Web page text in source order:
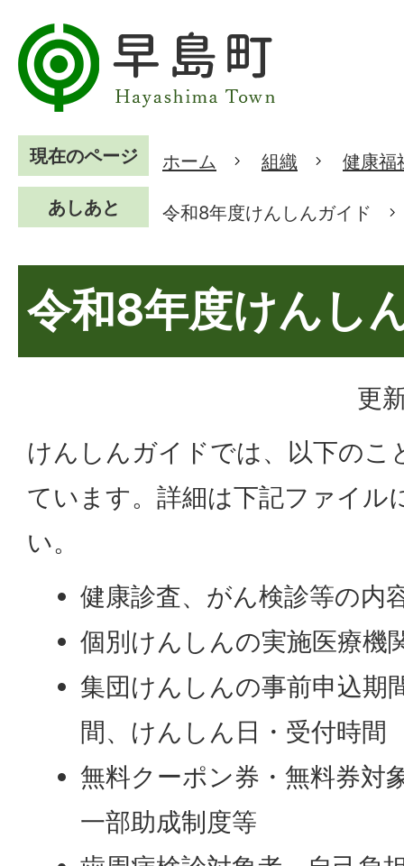
現在のページ ホーム 組織 健康福
あしあと 令和8年度けんしんガイド
令和8年度けんし
更
けんしんガイドでは、以下のこ
ています。詳細は下記ファイル
い。
健康診査、がん検診等の内
個別けんしんの実施医療機
集団けんしんの事前申込期
間、けんしん日・受付時間
無料クーポン券・無料券対
一部助成制度等